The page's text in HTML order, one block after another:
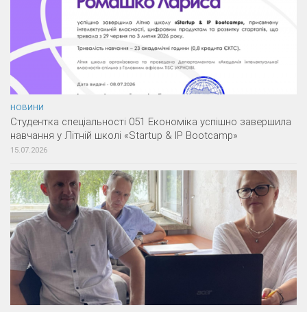
НОВИНИ
Студентка спеціальності 051 Економіка успішно завершила
навчання у Літній школі «Startup & IP Bootcamp»
15.07.2026